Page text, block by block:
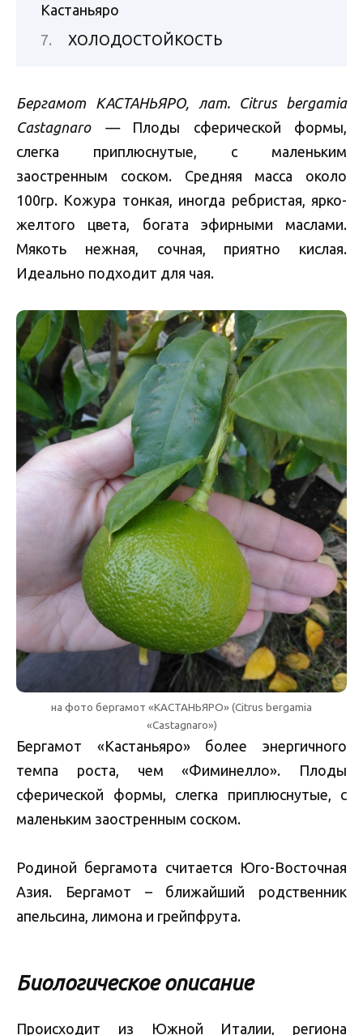
Кастаньяро
ХОЛОДОСТОЙКОСТЬ
Бергамот КАСТАНЬЯРО, лат. Citrus bergamia
Castagnaro — Плоды сферической формы,
слегка приплюснутые, с маленьким
заостренным соском. Средняя масса около
100гр. Кожура тонкая, иногда ребристая, ярко-
желтого цвета, богата эфирными маслами.
Мякоть нежная, сочная, приятно кислая.
Идеально подходит для чая.
на фото бергамот «КАСТАНЬЯРО» (Citrus bergamia
«Castagnaro»)
Бергамот «Кастаньяро» более энергичного
темпа роста, чем «Фиминелло». Плоды
сферической формы, слегка приплюснутые, с
маленьким заостренным соском.
Родиной бергамота считается Юго-Восточная
Азия. Бергамот – ближайший родственник
апельсина, лимона и грейпфрута.
Биологическое описание
Происходит из Южной Италии, региона